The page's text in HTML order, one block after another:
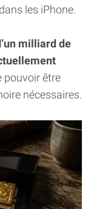
les iPhone.
milliard de
pouvoir être
nécessaires.